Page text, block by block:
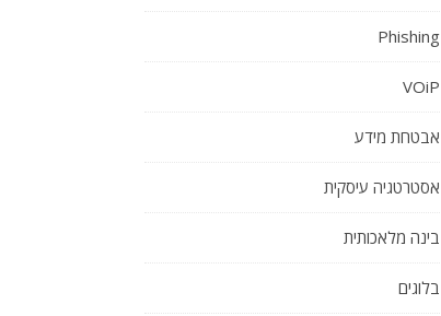
Phishing
VOiP
אבטחת מידע
אסטרטגיה עיסקית
בינה מלאכותית
בלוגים